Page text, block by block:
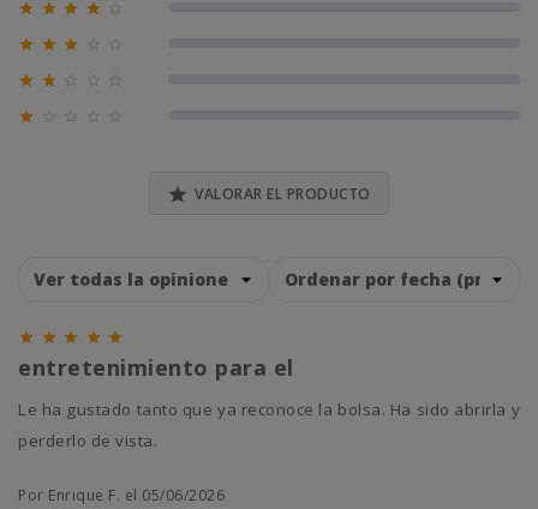
   
  
 

 VALORAR EL PRODUCTO
    
entretenimiento para el
Le ha gustado tanto que ya reconoce la bolsa. Ha sido abrirla y
perderlo de vista.
Por Enrique F. el 05/06/2026